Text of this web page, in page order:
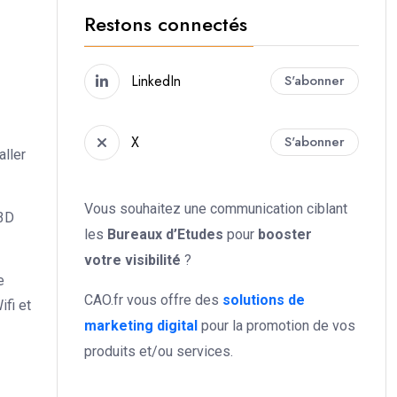
et
Restons connectés
LinkedIn S'abonner
X S'abonner
Vous souhaitez une communication ciblant
les Bureaux d’Etudes pour booster
votre visibilité ?
CAO.fr vous offre des solutions de
marketing digital pour la promotion de vos
produits et/ou services.